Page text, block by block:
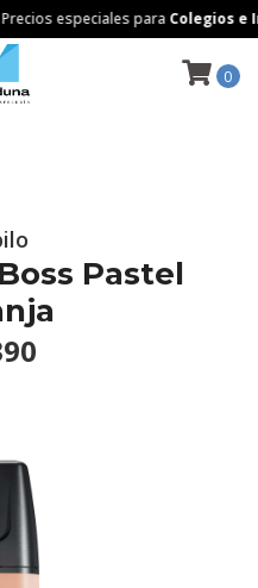
especiales paraColegios e
0
Pastel